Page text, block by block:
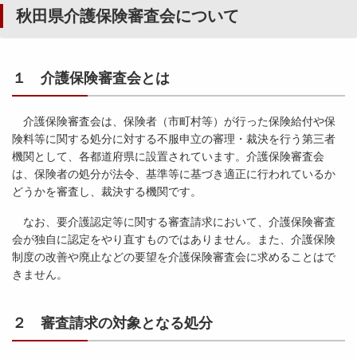
秋田県介護保険審査会について
１ 介護保険審査会とは
介護保険審査会は、保険者（市町村等）が行った保険給付や保
険料等に関する処分に対する不服申立の審理・裁決を行う第三者
機関として、各都道府県に設置されています。介護保険審査会
は、保険者の処分が法令、基準等に基づき適正に行われているか
どうかを審査し、裁決する機関です。
なお、要介護認定等に関する審査請求において、介護保険審査
会が独自に認定をやり直すものではありません。また、介護保険
制度の改善や廃止などの要望を介護保険審査会に求めることはで
きません。
２ 審査請求の対象となる処分